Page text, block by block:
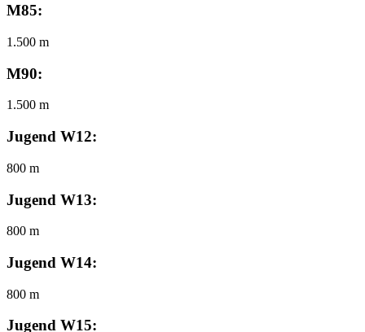
M85:
1.500 m
M90:
1.500 m
Jugend W12:
800 m
Jugend W13:
800 m
Jugend W14:
800 m
Jugend W15: